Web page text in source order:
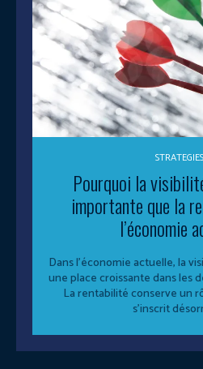
STRATEGIES
Pourquoi la
importante que la
l’économie
Dans l’économie actuelle, la
une place croissante dans les
La rentabilité conserve un
s’inscrit